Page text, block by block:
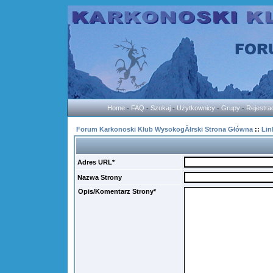
Home-FAQ-Szukaj-Użytkownicy-Grupy-
Forum Karkonoski Klub WysokogĂłrski Strona Główna ::
Adres URL*
Nazwa Strony
Opis/Komentarz Strony*